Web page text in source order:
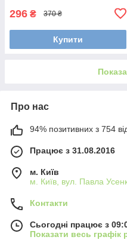
296 ₴ 370 ₴
Купити
Про нас
94% позитивних з 754
Працює з 31.08.2016
м. Київ
м. Київ, вул. Павла
Контакти
Сьогодні працює з
Показати весь графік